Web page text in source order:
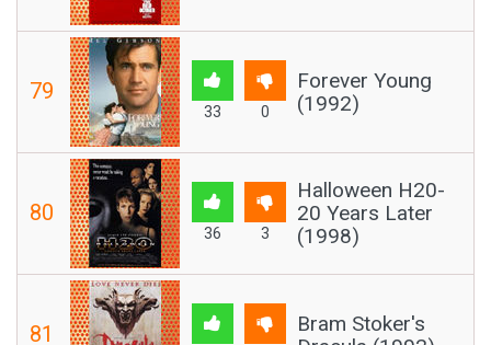
79
33 0
Forever Young
(1992)
80
36 3
Halloween H20-
20 Years Later
(1998)
81
Bram Stoker's